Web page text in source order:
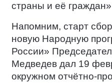
страны и её
Напомним, старт
новую Народную
России»
Медведев дал 19
окружном отчётно-